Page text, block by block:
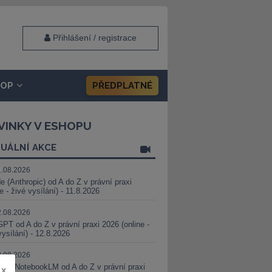
Přihlášení / registrace
PŘEDPLATNÉ
V ESHOPU
AKCE
(Anthropic) od A do Z v právní praxi
- živé vysílání) - 11.8.2026
od A do Z v právní praxi 2026 (online -
- 12.8.2026
a NotebookLM od A do Z v právní praxi
x